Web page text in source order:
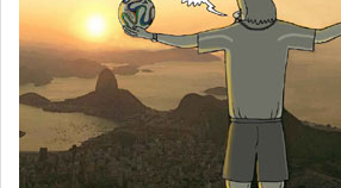
德国引爆二战美军空投炸弹 300人疏散场面震撼